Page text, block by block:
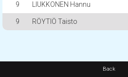
9 LIUKKONEN Hannu
9 RÖYTIÖ Taisto
Back